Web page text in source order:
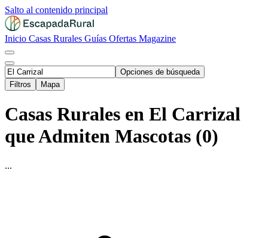
Salto al contenido principal
Inicio Casas Rurales Guías Ofertas Magazine
Opciones de búsqueda
Filtros
Mapa
Casas Rurales en El Carrizal
que Admiten Mascotas (0)
...